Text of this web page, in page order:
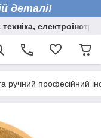
деталі!
ручний професійний